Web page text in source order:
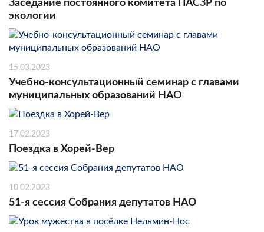
Заседание постоянного комитета ПАСЗР по
экологии
15.03.2023
Учебно-консультационный семинар с главами
муниципальных образований НАО
17.02.2023
Поездка в Хорей-Вер
10.02.2023
51-я сессия Собрания депутатов НАО